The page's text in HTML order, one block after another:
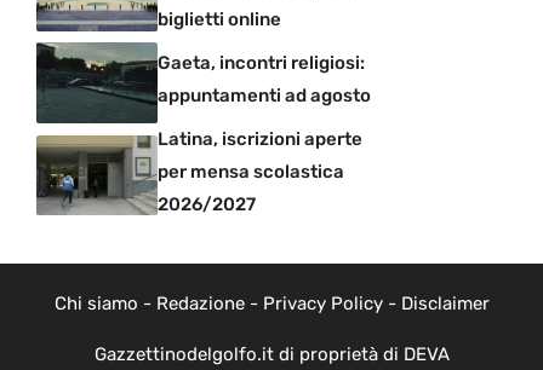
biglietti online
Gaeta, incontri religiosi:
appuntamenti ad agosto
Latina, iscrizioni aperte
per mensa scolastica
2026/2027
Chi siamo - Redazione- Privacy Policy- Disclaimer
Gazzettinodelgolfo.it di proprietà di DEVA